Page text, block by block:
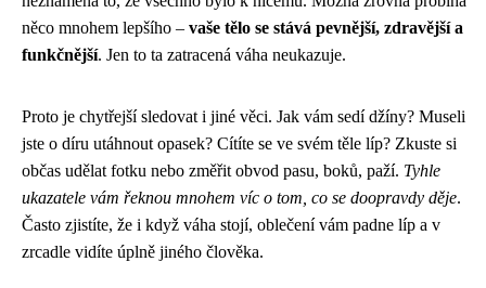
něco mnohem lepšího – vaše tělo se stává pevnější, zdravější a
funkčnější. Jen to ta zatracená váha neukazuje.
Proto je chytřejší sledovat i jiné věci. Jak vám sedí džíny? Museli
jste o díru utáhnout opasek? Cítíte se ve svém těle líp? Zkuste si
občas udělat fotku nebo změřit obvod pasu, boků, paží. Tyhle
ukazatele vám řeknou mnohem víc o tom, co se doopravdy děje.
Často zjistíte, že i když váha stojí, oblečení vám padne líp a v
zrcadle vidíte úplně jiného člověka.